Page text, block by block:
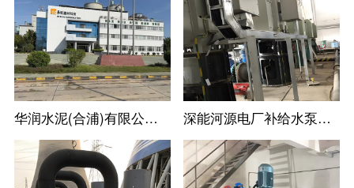
华润水泥(合浦)有限公司尾库浮动式取水泵站立式长轴泵 深能河源电厂补给水泵立式长轴泵机组